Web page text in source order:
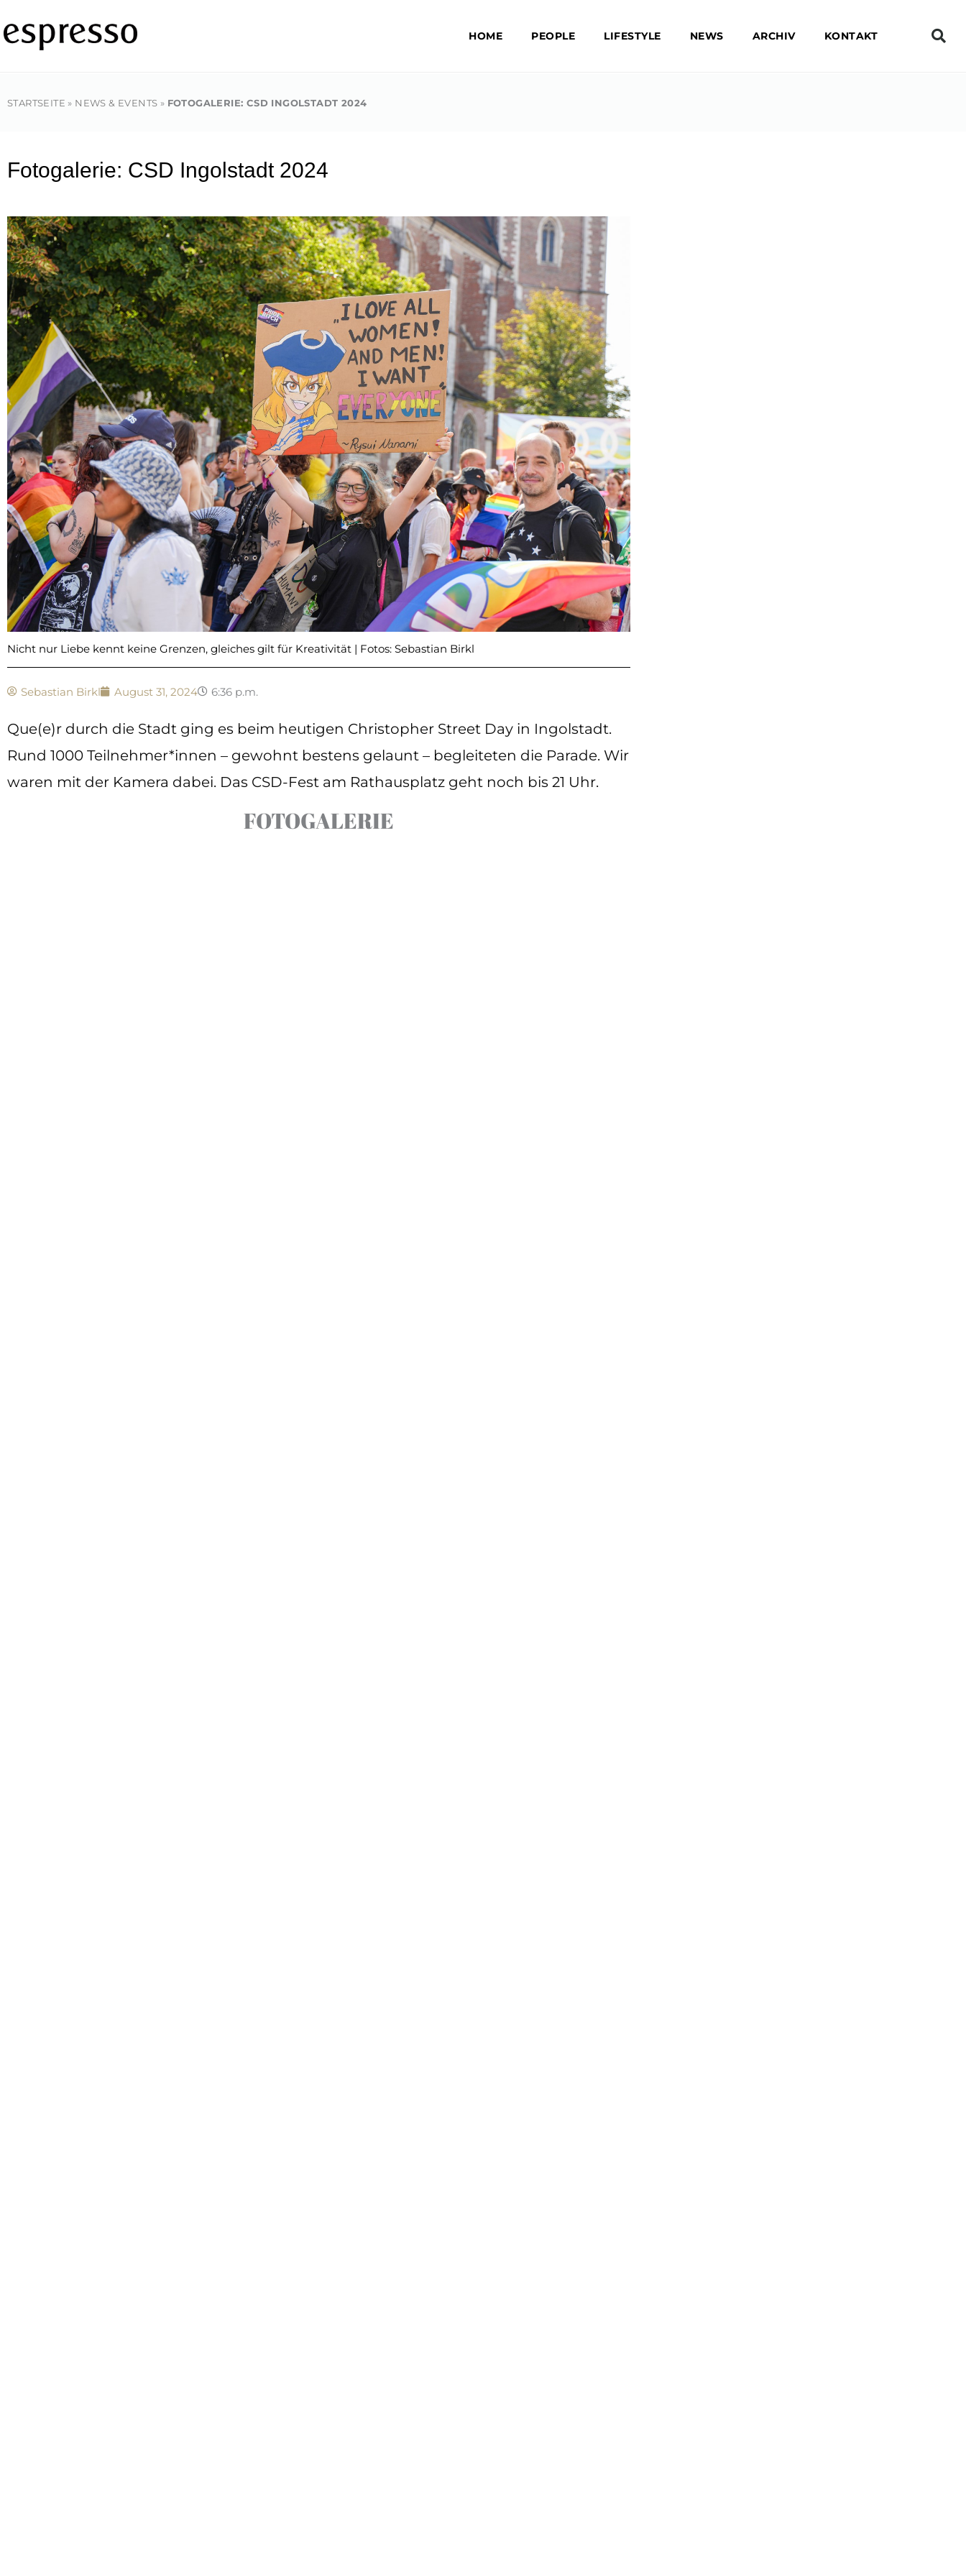
Inhalt
springen
HOME PEOPLE LIFESTYLE NEWS ARCHIV KONTAKT
STARTSEITE » NEWS & EVENTS » FOTOGALERIE: CSD INGOLSTADT 2024
Fotogalerie: CSD Ingolstadt 2024
Nicht nur Liebe kennt keine Grenzen, gleiches gilt für Kreativität | Fotos: Sebastian Birkl
Sebastian Birkl August 31, 2024 6:36 p.m.
Que(e)r durch die Stadt ging es beim heutigen Christopher Street Day in Ingolstadt.
Rund 1000 Teilnehmer*innen – gewohnt bestens gelaunt – begleiteten die Parade. Wir
waren mit der Kamera dabei. Das CSD-Fest am Rathausplatz geht noch bis 21 Uhr.
FOTOGALERIE